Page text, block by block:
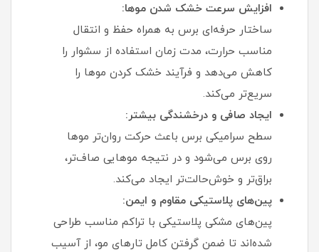
افزایش سرعت خشک شدن موها:
ساختار حرفه‌ای برس به همراه حفظ و انتقال
مناسب حرارت، مدت زمان استفاده از سشوار را
کاهش می‌دهد و فرآیند خشک کردن موها را
سریع‌تر می‌کند.
ایجاد صافی و درخشندگی بیشتر:
سطح سرامیکی برس باعث حرکت روان‌تر موها
روی برس می‌شود و در نتیجه موهایی صاف‌تر،
براق‌تر و خوش‌حالت‌تر ایجاد می‌کند.
پین‌های پلاستیکی مقاوم و ایمن:
پین‌های مشکی پلاستیکی با تراکم مناسب طراحی
شده‌اند تا ضمن گرفتن کامل تارهای مو، از آسیب